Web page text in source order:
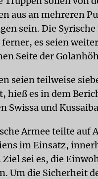
aus an mehreren
sein. Die
es seien
Seite der
seien teilweise
hieß es in dem
Swissa und
Armee teilte auf
im Einsatz,
sei es, die
Um die Sicherheit